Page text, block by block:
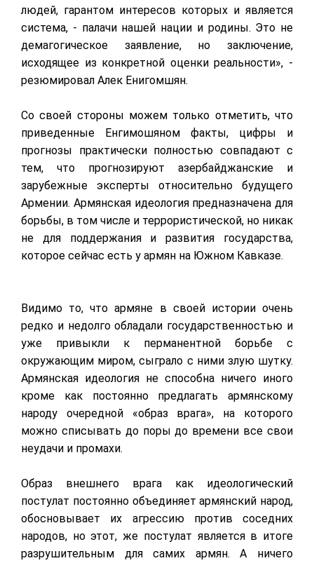
людей, гарантом интересов которых и является
система, - палачи нашей нации и родины. Это не
демагогическое заявление, но заключение,
исходящее из конкретной оценки реальности», -
резюмировал Алек Енигомшян.
Со своей стороны можем только отметить, что
приведенные Енгимошяном факты, цифры и
прогнозы практически полностью совпадают с
тем, что прогнозируют азербайджанские и
зарубежные эксперты относительно будущего
Армении. Армянская идеология предназначена для
борьбы, в том числе и террористической, но никак
не для поддержания и развития государства,
которое сейчас есть у армян на Южном Кавказе.
Видимо то, что армяне в своей истории очень
редко и недолго обладали государственностью и
уже привыкли к перманентной борьбе с
окружающим миром, сыграло с ними злую шутку.
Армянская идеология не способна ничего иного
кроме как постоянно предлагать армянскому
народу очередной «образ врага», на которого
можно списывать до поры до времени все свои
неудачи и промахи.
Образ внешнего врага как идеологический
постулат постоянно объединяет армянский народ,
обосновывает их агрессию против соседних
народов, но этот, же постулат является в итоге
разрушительным для самих армян. А ничего